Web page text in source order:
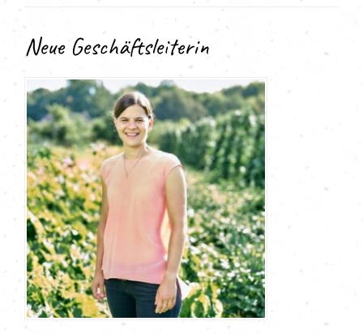
Neue Geschäftsleiterin